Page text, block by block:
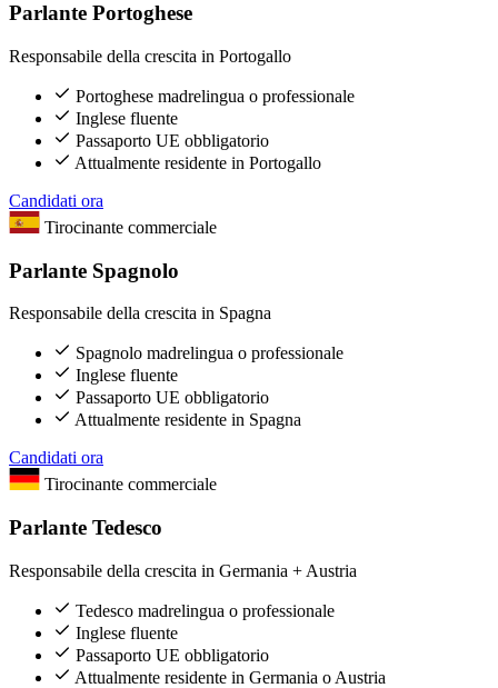
Parlante Portoghese
Responsabile della crescita in Portogallo
Portoghese madrelingua o professionale
Inglese fluente
Passaporto UE obbligatorio
Attualmente residente in Portogallo
Candidati ora
Tirocinante commerciale
Parlante Spagnolo
Responsabile della crescita in Spagna
Spagnolo madrelingua o professionale
Inglese fluente
Passaporto UE obbligatorio
Attualmente residente in Spagna
Candidati ora
Tirocinante commerciale
Parlante Tedesco
Responsabile della crescita in Germania + Austria
Tedesco madrelingua o professionale
Inglese fluente
Passaporto UE obbligatorio
Attualmente residente in Germania o Austria